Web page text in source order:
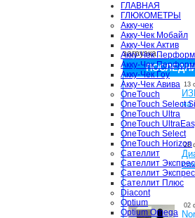
ГЛАВНАЯ
ГЛЮКОМЕТРЫ
Акку-чек
Акку-Чек Мобайл
Акку-Чек Актив
Акку-Чек
Акку-Чек
Акку-Чек Гоу
Акку-Чек Авива
OneTouch
OneTouch Select
OneTouch Ultra
OneTouch
OneTouch Select
OneTouch Horizon
Сателлит
Сателлит
Сателлит
Сателлит Плюс
Diacont
Optium
Optium Omega
загрузка...
13
на
28
02